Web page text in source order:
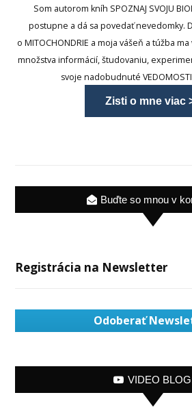
Som autorom kníh SPOZNAJ SVOJU
postupne a dá sa povedať nevedomky.
o MITOCHONDRIE a moja vášeň a túžba
množstva informácií, študovaniu,
svoje nadobudnuté
Zisti o mne viac
Buďte so mnou v
Registrácia na Newsletter
Odoberať
VIDEO